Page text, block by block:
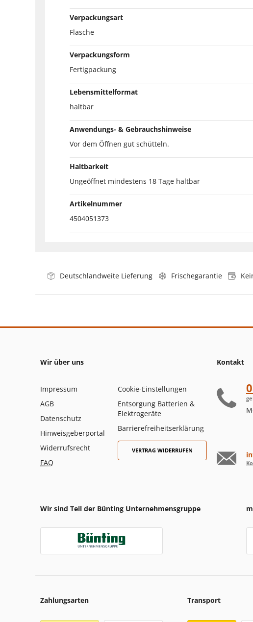
Verpackungsart
Flasche
Verpackungsform
Fertigpackung
Lebensmittelformat
haltbar
Anwendungs- & Gebrauchshinweise
Vor dem Öffnen gut schütteln.
Haltbarkeit
Ungeöffnet mindestens 18 Tage haltbar
Artikelnummer
4504051373
Deutschlandweite Lieferung Frischegarantie
Wir über uns
Impressum
AGB
Datenschutz
Hinweisgeberportal
Widerrufsrecht
FAQ
Cookie-Einstellungen
Entsorgung Batterien &
Elektrogeräte
Barrierefreiheitserklärung
VERTRAG WIDERRUFEN
Kontakt
Wir sind Teil der Bünting Unternehmensgruppe
Zahlungsarten Transport